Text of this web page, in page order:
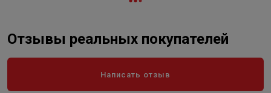
Отзывы реальных покупателей
Написать отзыв